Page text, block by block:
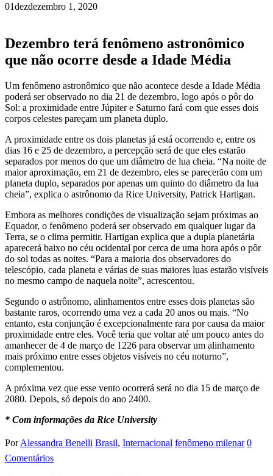
01dezdezembro 1, 2020
Dezembro terá fenômeno astronômico
que não ocorre desde a Idade Média
Um fenômeno astronômico que não acontece desde a Idade Média
poderá ser observado no dia 21 de dezembro, logo após o pôr do
Sol: a proximidade entre Júpiter e Saturno fará com que esses dois
corpos celestes pareçam um planeta duplo.
A proximidade entre os dois planetas já está ocorrendo e, entre os
dias 16 e 25 de dezembro, a percepção será de que eles estarão
separados por menos do que um diâmetro de lua cheia. “Na noite de
maior aproximação, em 21 de dezembro, eles se parecerão com um
planeta duplo, separados por apenas um quinto do diâmetro da lua
cheia”, explica o astrônomo da Rice University, Patrick Hartigan.
Embora as melhores condições de visualização sejam próximas ao
Equador, o fenômeno poderá ser observado em qualquer lugar da
Terra, se o clima permitir. Hartigan explica que a dupla planetária
aparecerá baixo no céu ocidental por cerca de uma hora após o pôr
do sol todas as noites. “Para a maioria dos observadores do
telescópio, cada planeta e várias de suas maiores luas estarão visíveis
no mesmo campo de naquela noite”, acrescentou.
Segundo o astrônomo, alinhamentos entre esses dois planetas são
bastante raros, ocorrendo uma vez a cada 20 anos ou mais. “No
entanto, esta conjunção é excepcionalmente rara por causa da maior
proximidade entre eles. Você teria que voltar até um pouco antes do
amanhecer de 4 de março de 1226 para observar um alinhamento
mais próximo entre esses objetos visíveis no céu noturno”,
complementou.
A próxima vez que esse vento ocorrerá será no dia 15 de março de
2080. Depois, só depois do ano 2400.
* Com informações da Rice University
Por Alessandra Benelli Brasil, Internacional fenômeno milenar 0
Comentários